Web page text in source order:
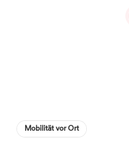
Mobilität vor Ort